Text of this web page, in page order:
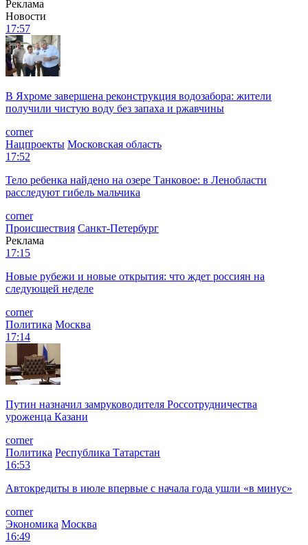
Реклама
Новости
17:57
В Яхроме завершена реконструкция водозабора: жители
получили чистую воду без запаха и ржавчины
corner
Нацпроекты Московская область
17:52
Тело ребенка найдено на озере Танковое: в Ленобласти
расследуют гибель мальчика
corner
Происшествия Санкт-Петербург
Реклама
17:15
Новые рубежи и новые открытия: что ждет россиян на
следующей неделе
corner
Политика Москва
17:14
Путин назначил замруководителя Россотрудничества
уроженца Казани
corner
Политика Республика Татарстан
16:53
Автокредиты в июле впервые с начала года ушли «в минус»
corner
Экономика Москва
16:49